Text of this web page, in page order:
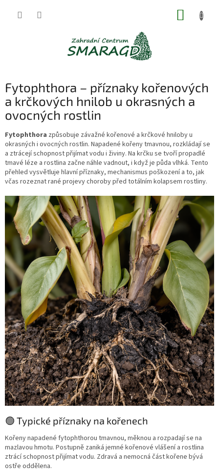
Fytophthora – příznaky kořenových
a krčkových hnilob u okrasných a
ovocných rostlin
Fytophthora způsobuje závažné kořenové a krčkové hniloby u
okrasných i ovocných rostlin. Napadené kořeny tmavnou, rozkládají se
a ztrácejí schopnost přijímat vodu i živiny. Na krčku se tvoří propadlé
tmavé léze a rostlina začne náhle vadnout, i když je půda vlhká. Tento
přehled vysvětluje hlavní příznaky, mechanismus poškození a to, jak
včas rozeznat rané projevy choroby před totálním kolapsem rostliny.
🟢 Typické příznaky na kořenech
Kořeny napadené fytophthorou tmavnou, měknou a rozpadají se na
mazlavou hmotu. Postupně zaniká jemné kořenové vlášení a rostlina
ztrácí schopnost přijímat vodu. Zdravá a nemocná část kořene bývá
ostře oddělena.